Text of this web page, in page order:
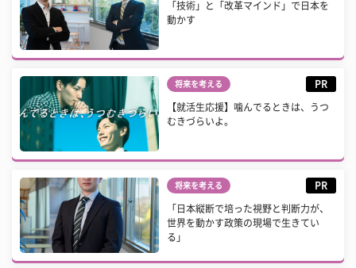
「技術」と「改革マインド」で日本を
動かす
将来を考える PR
【就活生応援】噛んでるときは、うつ
むきづらいよ。
将来を考える PR
「日本縦断で培った視野と判断力が、
世界を動かす政策の現場で生きてい
る」